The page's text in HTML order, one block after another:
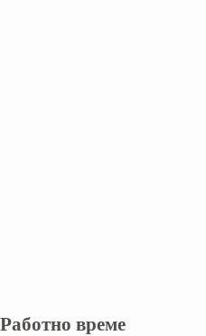
Работно време